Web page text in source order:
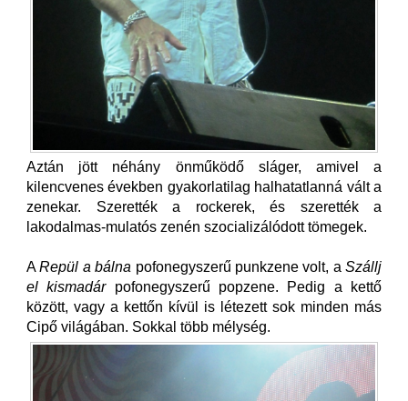
Aztán jött néhány önműködő sláger, amivel a
kilencvenes években gyakorlatilag halhatatlanná vált a
zenekar. Szerették a rockerek, és szerették a
lakodalmas-mulatós zenén szocializálódott tömegek.
ARepül a bálna pofonegyszerű punkzene volt, a Szállj
el kismadárpofonegyszerű popzene. Pedig a kettő
között, vagy a kettőn kívül is létezett sok minden más
Cipő világában. Sokkal több mélység.